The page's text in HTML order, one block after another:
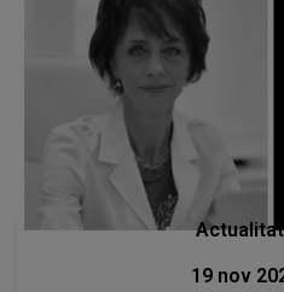
19 nov